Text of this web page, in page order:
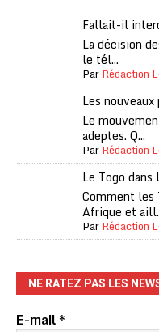
Fallait-il
La décision
le tél...
ParRédaction
Les
Le
adeptes. Q...
ParRédaction
Le Togo dans
Comment les
Afrique et
ParRédaction
NE RATEZ PAS LES
E-mail*